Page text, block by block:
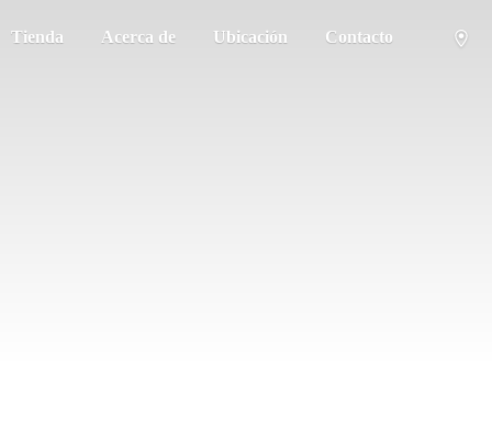
Tienda Acerca de Ubicación Contacto